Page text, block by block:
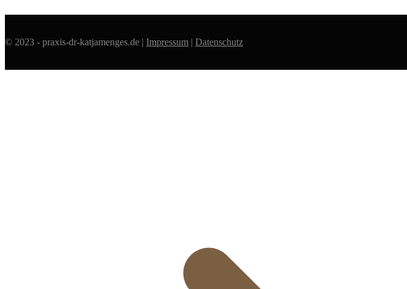
© 2023 - praxis-dr-katjamenges.de | Impressum | Datenschutz